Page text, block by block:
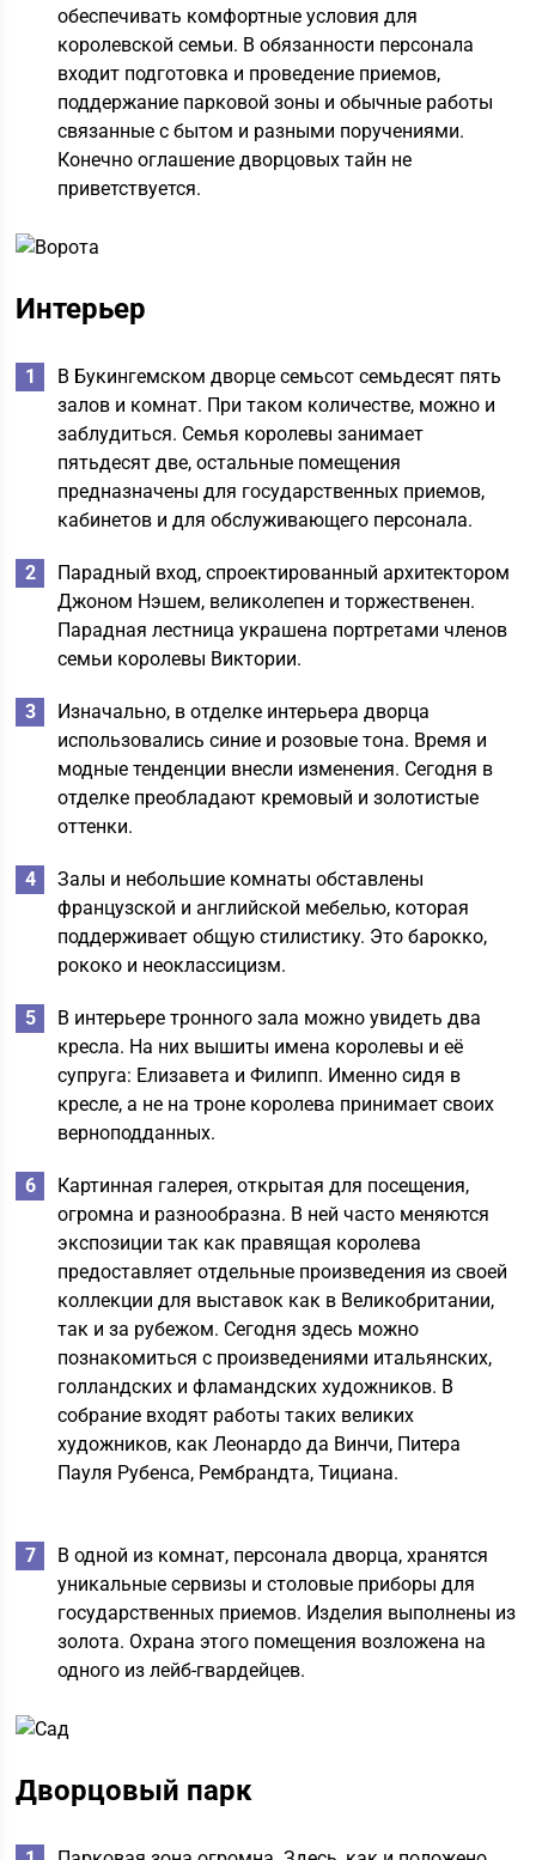
обеспечивать комфортные условия для
королевской семьи. В обязанности персонала
входит подготовка и проведение приемов,
поддержание парковой зоны и обычные работы
связанные с бытом и разными поручениями.
Конечно оглашение дворцовых тайн не
приветствуется.
Интерьер
В Букингемском дворце семьсот семьдесят пять
залов и комнат. При таком количестве, можно и
заблудиться. Семья королевы занимает
пятьдесят две, остальные помещения
предназначены для государственных приемов,
кабинетов и для обслуживающего персонала.
Парадный вход, спроектированный архитектором
Джоном Нэшем, великолепен и торжественен.
Парадная лестница украшена портретами членов
семьи королевы Виктории.
Изначально, в отделке интерьера дворца
использовались синие и розовые тона. Время и
модные тенденции внесли изменения. Сегодня в
отделке преобладают кремовый и золотистые
оттенки.
Залы и небольшие комнаты обставлены
французской и английской мебелью, которая
поддерживает общую стилистику. Это барокко,
рококо и неоклассицизм.
В интерьере тронного зала можно увидеть два
кресла. На них вышиты имена королевы и её
супруга: Елизавета и Филипп. Именно сидя в
кресле, а не на троне королева принимает своих
верноподданных.
Картинная галерея, открытая для посещения,
огромна и разнообразна. В ней часто меняются
экспозиции так как правящая королева
предоставляет отдельные произведения из своей
коллекции для выставок как в Великобритании,
так и за рубежом. Сегодня здесь можно
познакомиться с произведениями итальянских,
голландских и фламандских художников. В
собрание входят работы таких великих
художников, как Леонардо да Винчи, Питера
Пауля Рубенса, Рембрандта, Тициана.
В одной из комнат, персонала дворца, хранятся
уникальные сервизы и столовые приборы для
государственных приемов. Изделия выполнены из
золота. Охрана этого помещения возложена на
одного из лейб-гвардейцев.
Дворцовый парк